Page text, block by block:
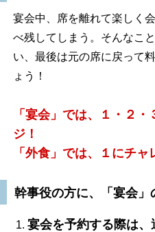
宴会中、席を離れて楽しく
べ残してしまう。そんなこ
い、最後は元の席に戻って
ょう！
「宴会」では、１・２
ジ！
「外食」では、１にチャ
幹事役の方に、「宴会
宴会を予約する際は、